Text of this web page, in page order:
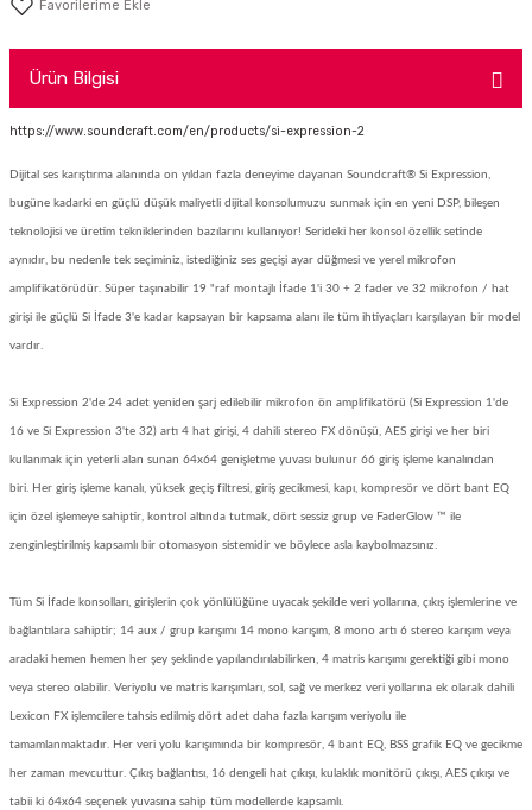
Ürün Bilgisi
https://www.soundcraft.com/en/products/si-expression-2
Dijital ses karıştırma alanında on yıldan fazla deneyime dayanan Soundcraft® Si Expression,
bugüne kadarki en güçlü düşük maliyetli dijital konsolumuzu sunmak için en yeni DSP, bileşen
teknolojisi ve üretim tekniklerinden bazılarını kullanıyor! Serideki her konsol özellik setinde
aynıdır, bu nedenle tek seçiminiz, istediğiniz ses geçişi ayar düğmesi ve yerel mikrofon
amplifikatörüdür. Süper taşınabilir 19 "raf montajlı İfade 1'i 30 + 2 fader ve 32 mikrofon / hat
girişi ile güçlü Si İfade 3'e kadar kapsayan bir kapsama alanı ile tüm ihtiyaçları karşılayan bir model
vardır.
Si Expression 2'de 24 adet yeniden şarj edilebilir mikrofon ön amplifikatörü (Si Expression 1'de
16 ve Si Expression 3'te 32) artı 4 hat girişi, 4 dahili stereo FX dönüşü, AES girişi ve her biri
kullanmak için yeterli alan sunan 64x64 genişletme yuvası bulunur 66 giriş işleme kanalından
biri. Her giriş işleme kanalı, yüksek geçiş filtresi, giriş gecikmesi, kapı, kompresör ve dört bant EQ
için özel işlemeye sahiptir, kontrol altında tutmak, dört sessiz grup ve FaderGlow ™ ile
zenginleştirilmiş kapsamlı bir otomasyon sistemidir ve böylece asla kaybolmazsınız.
Tüm Si İfade konsolları, girişlerin çok yönlülüğüne uyacak şekilde veri yollarına, çıkış işlemlerine ve
bağlantılara sahiptir; 14 aux / grup karışımı 14 mono karışım, 8 mono artı 6 stereo karışım veya
aradaki hemen hemen her şey şeklinde yapılandırılabilirken, 4 matris karışımı gerektiği gibi mono
veya stereo olabilir. Veriyolu ve matris karışımları, sol, sağ ve merkez veri yollarına ek olarak dahili
Lexicon FX işlemcilere tahsis edilmiş dört adet daha fazla karışım veriyolu ile
tamamlanmaktadır. Her veri yolu karışımında bir kompresör, 4 bant EQ, BSS grafik EQ ve gecikme
her zaman mevcuttur. Çıkış bağlantısı, 16 dengeli hat çıkışı, kulaklık monitörü çıkışı, AES çıkışı ve
tabii ki 64x64 seçenek yuvasına sahip tüm modellerde kapsamlı.